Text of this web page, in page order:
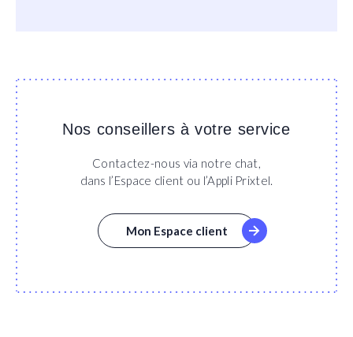
Nos conseillers à votre service
Contactez-nous via notre chat,
dans l’Espace client ou l’Appli Prixtel.
Mon Espace client